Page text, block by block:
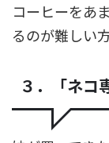
コーヒーをあ
るのが難しい
３．「ネコ